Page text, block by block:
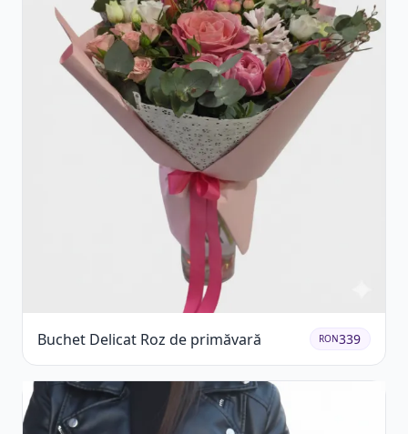
Buchet Delicat Roz de primăvară RON339